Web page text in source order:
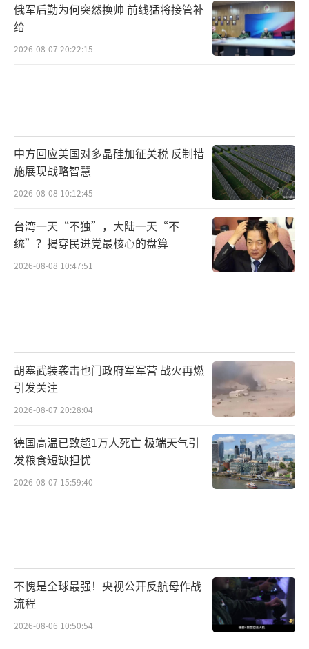
俄军后勤为何突然换帅 前线猛将接管补
给
2026-08-07 20:22:15
中方回应美国对多晶硅加征关税 反制措
施展现战略智慧
2026-08-08 10:12:45
台湾一天“不独”，大陆一天“不
统”？揭穿民进党最核心的盘算
2026-08-08 10:47:51
胡塞武装袭击也门政府军军营 战火再燃
引发关注
2026-08-07 20:28:04
德国高温已致超1万人死亡 极端天气引
发粮食短缺担忧
2026-08-07 15:59:40
不愧是全球最强！央视公开反航母作战
流程
2026-08-06 10:50:54